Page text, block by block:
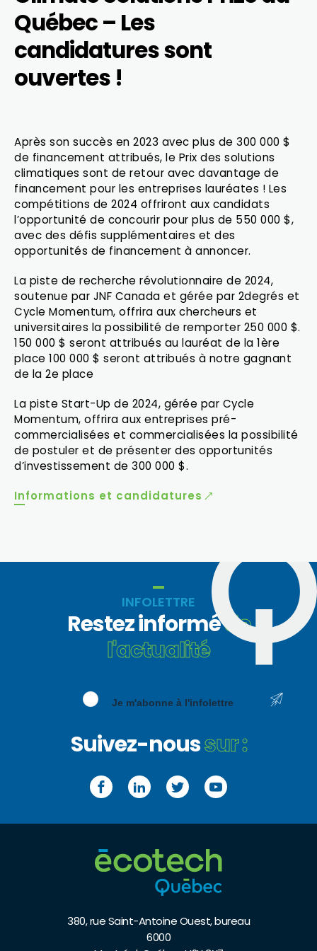
Québec – Les
candidatures sont
ouvertes !
Après son succès en 2023 avec plus de 300 000 $
de financement attribués, le Prix des solutions
climatiques sont de retour avec davantage de
financement pour les entreprises lauréates ! Les
compétitions de 2024 offriront aux candidats
l’opportunité de concourir pour plus de 550 000 $,
avec des défis supplémentaires et des
opportunités de financement à annoncer.
La piste de recherche révolutionnaire de 2024,
soutenue par JNF Canada et gérée par 2degrés et
Cycle Momentum, offrira aux chercheurs et
universitaires la possibilité de remporter 250 000 $.
150 000 $ seront attribués au lauréat de la 1ère
place 100 000 $ seront attribués à notre gagnant
de la 2e place
La piste Start-Up de 2024, gérée par Cycle
Momentum, offrira aux entreprises pré-
commercialisées et commercialisées la possibilité
de postuler et de présenter des opportunités
d’investissement de 300 000 $.
Informations et candidatures
380, rue Saint-Antoine Ouest, bureau
6000
INFOLETTRE
Restez informéde
l'actualité
Je m'abonne à l'infolettre
Suivez-noussur :
FacebookLinkedInTwitterYouTube